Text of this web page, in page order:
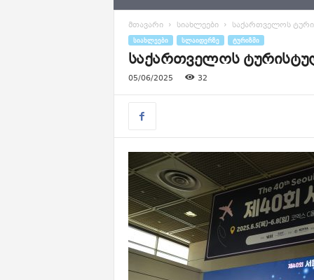
e
მთავარი სიახლეები საქართველოს
ᲡᲘᲐᲮᲚᲔᲔᲑᲘ ᲡᲚᲐᲘᲓᲔᲠᲖᲔ ᲢᲣᲠᲘᲖᲛᲘ
საქართველოს
05/06/2025 32